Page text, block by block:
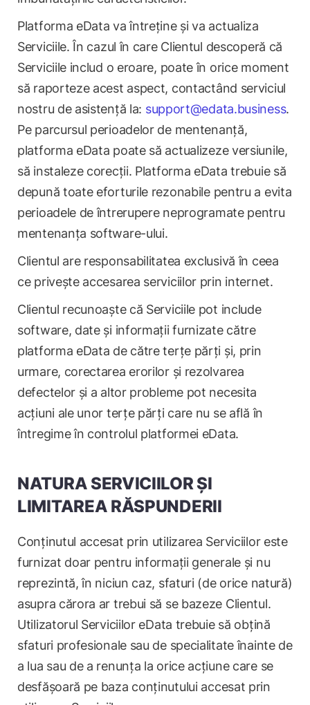
Platforma eData va întreține și va actualiza
Serviciile. În cazul în care Clientul descoperă că
Serviciile includ o eroare, poate în orice moment
să raporteze acest aspect, contactând serviciul
nostru de asistență la: support@edata.business.
Pe parcursul perioadelor de mentenanță,
platforma eData poate să actualizeze versiunile,
să instaleze corecții. Platforma eData trebuie să
depună toate eforturile rezonabile pentru a evita
perioadele de întrerupere neprogramate pentru
mentenanța software-ului.
Clientul are responsabilitatea exclusivă în ceea
ce privește accesarea serviciilor prin internet.
Clientul recunoaște că Serviciile pot include
software, date și informații furnizate către
platforma eData de către terțe părți și, prin
urmare, corectarea erorilor și rezolvarea
defectelor și a altor probleme pot necesita
acțiuni ale unor terțe părți care nu se află în
întregime în controlul platformei eData.
NATURA SERVICIILOR ȘI
LIMITAREA RĂSPUNDERII
Conținutul accesat prin utilizarea Serviciilor este
furnizat doar pentru informații generale și nu
reprezintă, în niciun caz, sfaturi (de orice natură)
asupra cărora ar trebui să se bazeze Clientul.
Utilizatorul Serviciilor eData trebuie să obțină
sfaturi profesionale sau de specialitate înainte de
a lua sau de a renunța la orice acțiune care se
desfășoară pe baza conținutului accesat prin